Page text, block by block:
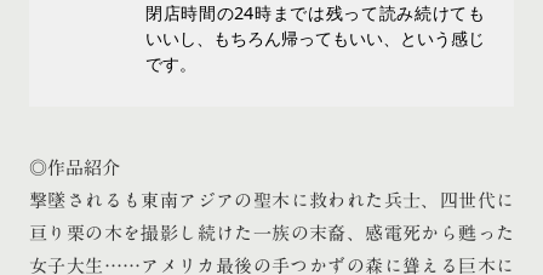
閉店時間の24時までは残って読み続けても
いいし、もちろん帰ってもいい、という感じ
です。
◎作品紹介
撃墜されるも東南アジアの聖木に救われた兵士、四世代に
亘り栗の木を撮影し続けた一族の末裔、感電死から甦った
女子大生……アメリカ最後の手つかずの森に聳える巨木に